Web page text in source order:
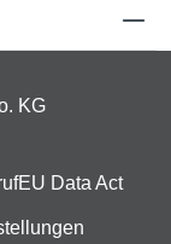
KG
EU Data Act